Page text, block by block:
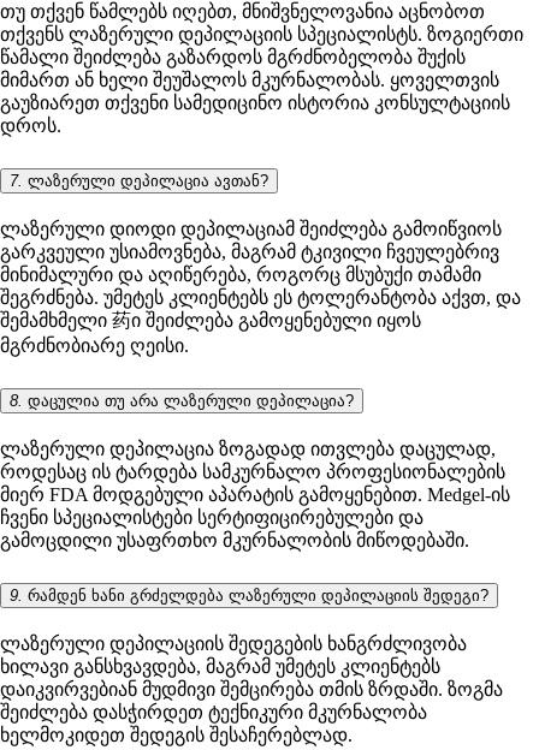
თუ თქვენ წამლებს იღებთ, მნიშვნელოვანია აცნობოთ
თქვენს ლაზერული დეპილაციის სპეციალისტს. ზოგიერთი
წამალი შეიძლება გაზარდოს მგრძნობელობა შუქის
მიმართ ან ხელი შეუშალოს მკურნალობას. ყოველთვის
გაუზიარეთ თქვენი სამედიცინო ისტორია კონსულტაციის
დროს.
7. ლაზერული დეპილაცია ავთან?
ლაზერული დიოდი დეპილაციამ შეიძლება გამოიწვიოს
გარკვეული უსიამოვნება, მაგრამ ტკივილი ჩვეულებრივ
მინიმალური და აღიწერება, როგორც მსუბუქი თამამი
შეგრძნება. უმეტეს კლიენტებს ეს ტოლერანტობა აქვთ, და
შემამხმელი 药ი შეიძლება გამოყენებული იყოს
მგრძნობიარე ღეისი.
8. დაცულია თუ არა ლაზერული დეპილაცია?
ლაზერული დეპილაცია ზოგადად ითვლება დაცულად,
როდესაც ის ტარდება სამკურნალო პროფესიონალების
მიერ FDA მოდგებული აპარატის გამოყენებით. Medgel-ის
ჩვენი სპეციალისტები სერტიფიცირებულები და
გამოცდილი უსაფრთხო მკურნალობის მიწოდებაში.
9. რამდენ ხანი გრძელდება ლაზერული დეპილაციის შედეგი?
ლაზერული დეპილაციის შედეგების ხანგრძლივობა
ხილავი განსხვავდება, მაგრამ უმეტეს კლიენტებს
დაიკვირვებიან მუდმივი შემცირება თმის ზრდაში. ზოგმა
შეიძლება დასჭირდეთ ტექნიკური მკურნალობა
ხელმოკიდეთ შედეგის შესაჩერებლად.